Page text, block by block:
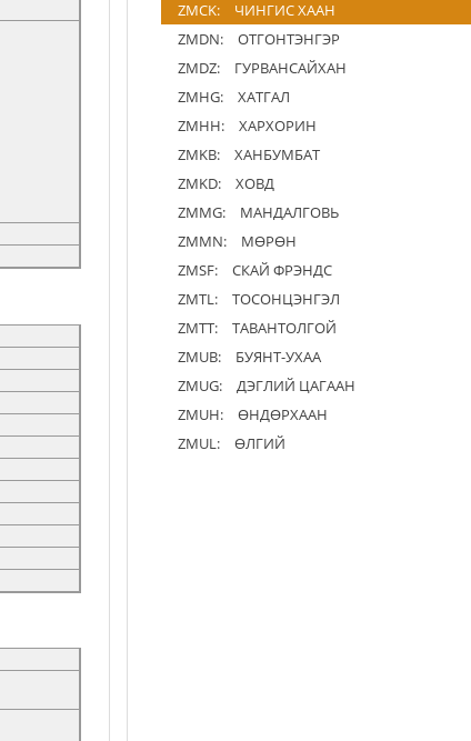
ZMCK:
ЧИНГИС ХААН
ZMDN:
ОТГОНТЭНГЭР
ZMDZ:
ГУРВАНСАЙХАН
ZMHG:
ХАТГАЛ
ZMHH:
ХАРХОРИН
ZMKB:
ХАНБУМБАТ
ZMKD:
ХОВД
ZMMG:
МАНДАЛГОВЬ
ZMMN:
МӨРӨН
ZMSF:
СКАЙ ФРЭНДС
ZMTL:
ТОСОНЦЭНГЭЛ
ZMTT:
ТАВАНТОЛГОЙ
ZMUB:
БУЯНТ-УХАА
ZMUG:
ДЭГЛИЙ ЦАГААН
ZMUH:
ӨНДӨРХААН
ZMUL:
ӨЛГИЙ